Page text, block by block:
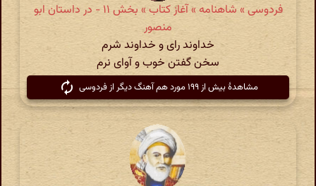
فردوسی » شاهنامه » آغاز کتاب » بخش ۱۱ - در داستان ابو
منصور
خداوند رای و خداوند شرم
سخن گفتن خوب و آوای نرم
مشاهدهٔ بیش از ۱۹۹ مورد هم آهنگ دیگر از فردوسی